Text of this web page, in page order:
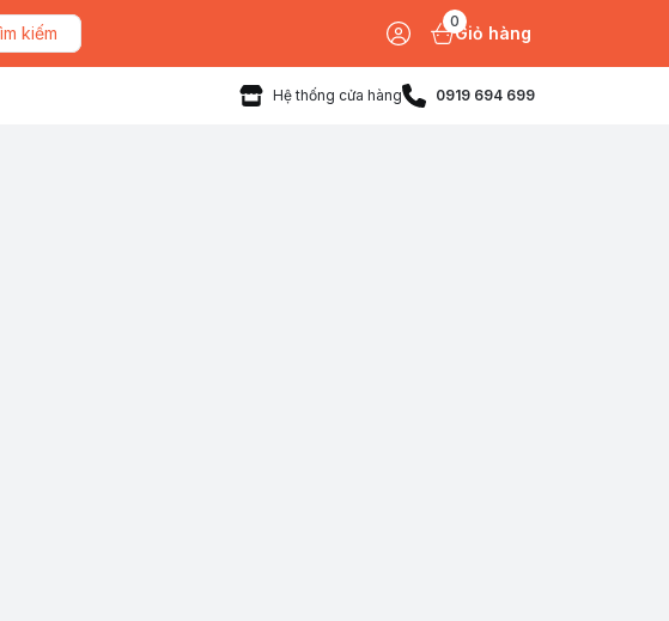
kiếm
0
Giỏ hàng
Hệ thống cửa hàng 0919 694 699